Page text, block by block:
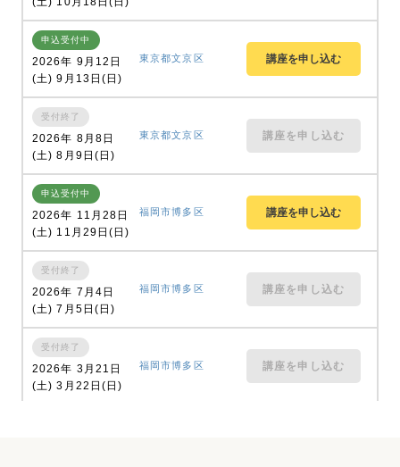
申込受付中
2026年 9月12日
(土) 9月13日(日)
東京都文京区
受付終了
2026年 8月8日
(土) 8月9日(日)
東京都文京区 講座を申し込む
申込受付中
2026年 11月28日
(土) 11月29日(日)
福岡市博多区
受付終了
2026年 7月4日
(土) 7月5日(日)
福岡市博多区 講座を申し込む
受付終了
2026年 3月21日
(土) 3月22日(日)
福岡市博多区 講座を申し込む